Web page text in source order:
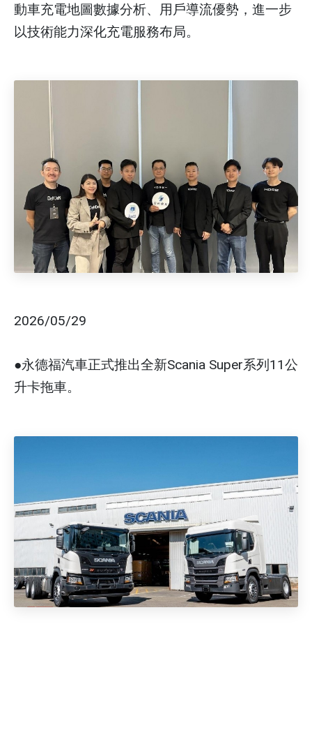
動車充電地圖數據分析、用戶導流優勢，進一步
以技術能力深化充電服務布局。
2026/05/29
●永德福汽車正式推出全新Scania Super系列11公
升卡拖車。